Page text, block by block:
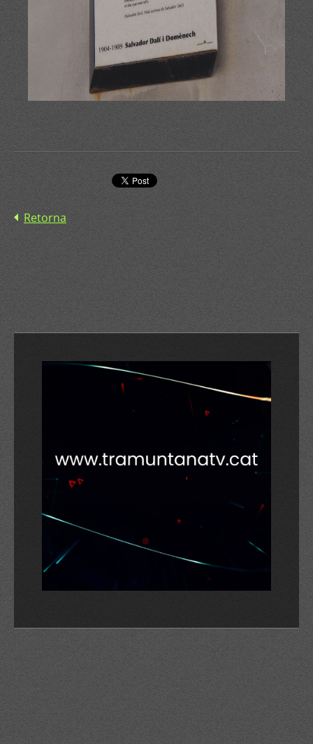
Retorna